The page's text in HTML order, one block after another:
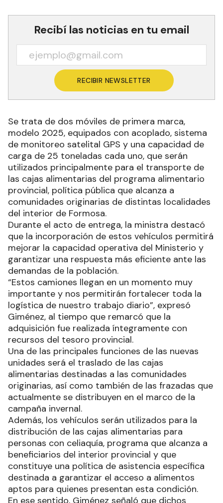
Recibí las noticias en tu email
RECIBIR NEWSLETTER
Se trata de dos móviles de primera marca,
modelo 2025, equipados con acoplado, sistema
de monitoreo satelital GPS y una capacidad de
carga de 25 toneladas cada uno, que serán
utilizados principalmente para el transporte de
las cajas alimentarias del programa alimentario
provincial, política pública que alcanza a
comunidades originarias de distintas localidades
del interior de Formosa.
Durante el acto de entrega, la ministra destacó
que la incorporación de estos vehículos permitirá
mejorar la capacidad operativa del Ministerio y
garantizar una respuesta más eficiente ante las
demandas de la población.
“Estos camiones llegan en un momento muy
importante y nos permitirán fortalecer toda la
logística de nuestro trabajo diario”, expresó
Giménez, al tiempo que remarcó que la
adquisición fue realizada íntegramente con
recursos del tesoro provincial.
Una de las principales funciones de las nuevas
unidades será el traslado de las cajas
alimentarias destinadas a las comunidades
originarias, así como también de las frazadas que
actualmente se distribuyen en el marco de la
campaña invernal.
Además, los vehículos serán utilizados para la
distribución de las cajas alimentarias para
personas con celiaquía, programa que alcanza a
beneficiarios del interior provincial y que
constituye una política de asistencia específica
destinada a garantizar el acceso a alimentos
aptos para quienes presentan esta condición.
En ese sentido, Giménez señaló que dichos